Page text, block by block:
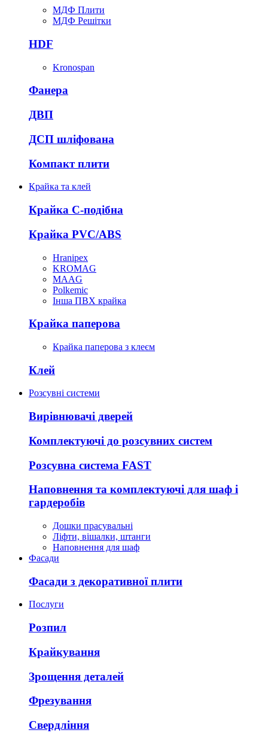
МДФ Плити
МДФ Решітки
HDF
Kronospan
Фанера
ДВП
ДСП шліфована
Компакт плити
Крайка та клей
Крайка С-подібна
Крайка PVC/ABS
Hranipex
KROMAG
MAAG
Polkemic
Інша ПВХ крайка
Крайка паперова
Крайка паперова з клеєм
Клей
Розсувні системи
Вирівнювачі дверей
Комплектуючі до розсувних систем
Розсувна система FAST
Наповнення та комплектуючі для шаф і
гардеробів
Дошки прасувальні
Ліфти, вішалки, штанги
Наповнення для шаф
Фасади
Фасади з декоративної плити
Послуги
Розпил
Крайкування
Зрощення деталей
Фрезування
Свердління